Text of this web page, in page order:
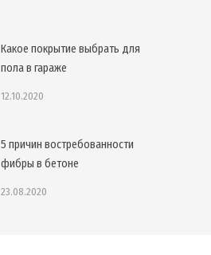
Какое покрытие выбрать для
пола в гараже
12.10.2020
5 причин востребованности
фибры в бетоне
23.08.2020